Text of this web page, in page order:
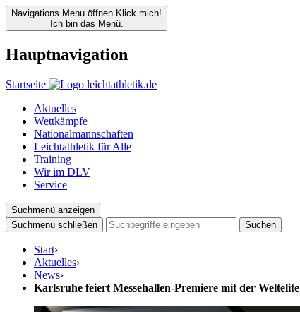
Navigations Menu öffnen Klick mich!
Ich bin das Menü.
Hauptnavigation
Startseite
Aktuelles
Wettkämpfe
Nationalmannschaften
Leichtathletik für Alle
Training
Wir im DLV
Service
Suchmenü anzeigen
Suchmenü schließen
Suchen
Start›
Aktuelles›
News›
Karlsruhe feiert Messehallen-Premiere mit der Weltelite